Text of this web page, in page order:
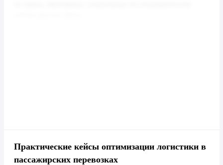
Практические кейсы оптимизации логистики в
пассажирских перевозках